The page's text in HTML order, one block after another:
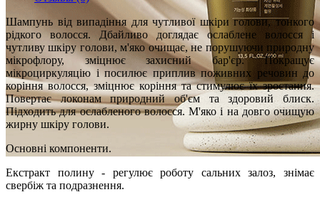
Шампунь від випадіння для чутливої шкіри голови, тонкого
рідкого волосся. Дбайливо доглядає ослаблене волосся і
чутливу шкіру голови, м'яко очищає, не порушуючи природну
мікрофлору, зміцнює захисний бар'єр. Покращує
мікроциркуляцію і посилює приплив поживних речовин до
коріння волосся, зміцнює коріння та стимулює їх зростання.
Повертає локонам природний об'єм та здоровий блиск.
Підходить для ослабленого волосся. М'яко і на довго очищую
жирну шкіру голови.
Основні компоненти.
Екстракт полину - регулює роботу сальних залоз, знімає
свербіж та подразнення.